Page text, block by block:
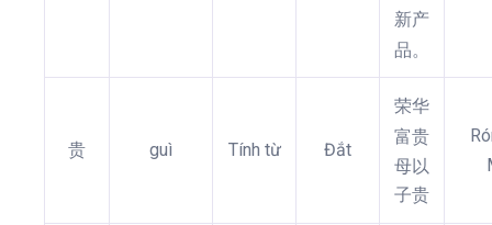
新产
品。
贵 guì Tính từ Đắt
荣华
富贵
母以
子贵